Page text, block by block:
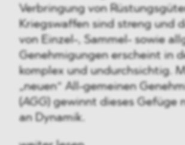
Verbringung von
Kriegswaffen sind streng und
von Einzel-, Sammel- sowie
Genehmigungen erscheint in
komplex und undurchsichtig.
„neuen“ All-gemeinen
(AGG ) gewinnt dieses Gefüge
an Dynamik.